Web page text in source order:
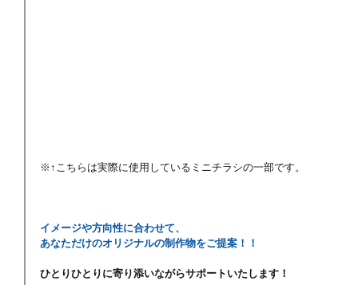
※↑こちらは実際に使用しているミニチラシの一部です。
イメージや方向性に合わせて、
あなただけのオリジナルの制作物をご提案！！
ひとりひとりに寄り添いながらサポートいたします！